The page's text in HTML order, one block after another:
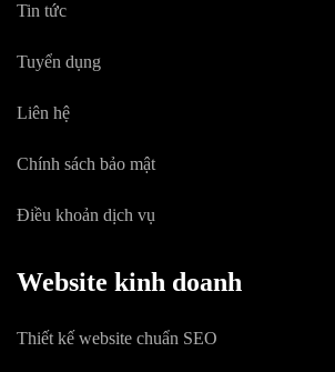
Tin tức
Tuyển dụng
Liên hệ
Chính sách bảo mật
Điều khoản dịch vụ
Website kinh doanh
Thiết kế website chuẩn SEO